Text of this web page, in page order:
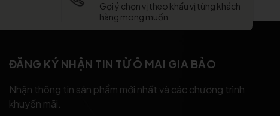
Gợi ý chọn vị theo khẩu vị từng khách
hàng mong muốn
ĐĂNG KÝ NHẬN TIN TỪ Ô MAI GIA BẢO
Nhận thông tin sản phẩm mới nhất và các chương trình
khuyến mãi.